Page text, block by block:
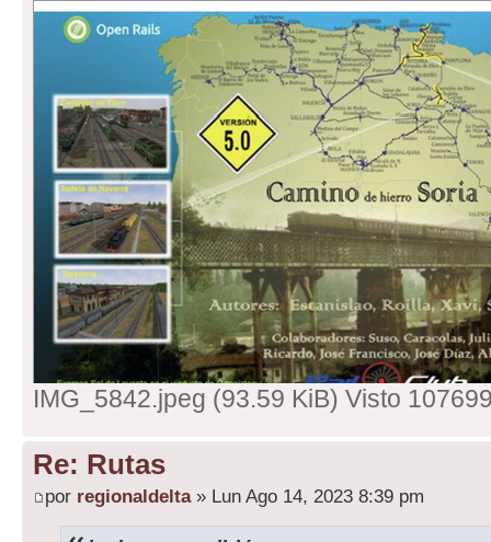
IMG_5842.jpeg (93.59 KiB) Visto
Re: Rutas
por regionaldelta» Lun Ago 14, 2023 8:39 pm